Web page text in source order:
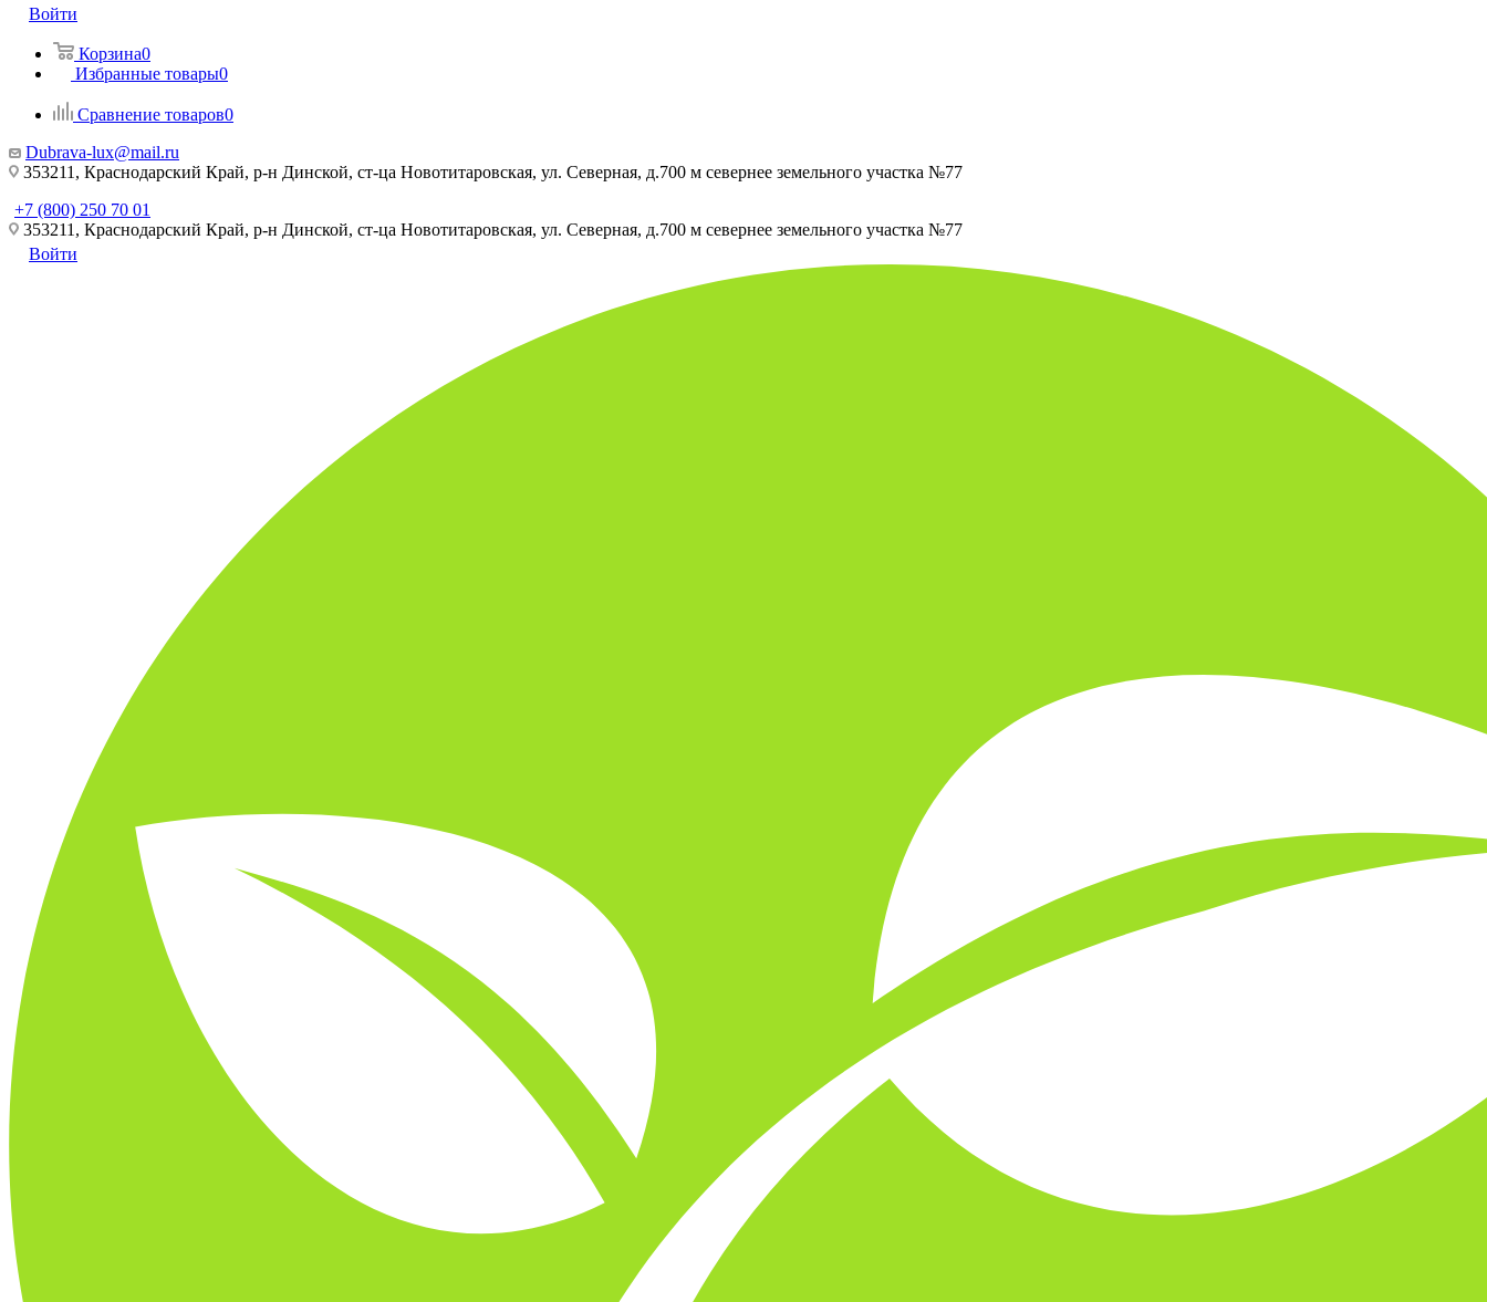
Войти
Корзина0
Избранные товары0
Сравнение товаров0
Dubrava-lux@mail.ru
353211, Краснодарский Край, р-н Динской, ст-ца Новотитаровская, ул. Северная, д.700 м севернее земельного участка №77
+7 (800) 250 70 01
353211, Краснодарский Край, р-н Динской, ст-ца Новотитаровская, ул. Северная, д.700 м севернее земельного участка №77
Войти